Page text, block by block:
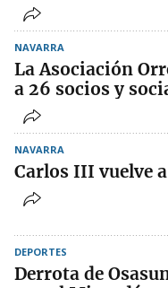
NAVARRA
La Asociación
a 26 socios y
NAVARRA
Carlos III vuelve
DEPORTES
Derrota de